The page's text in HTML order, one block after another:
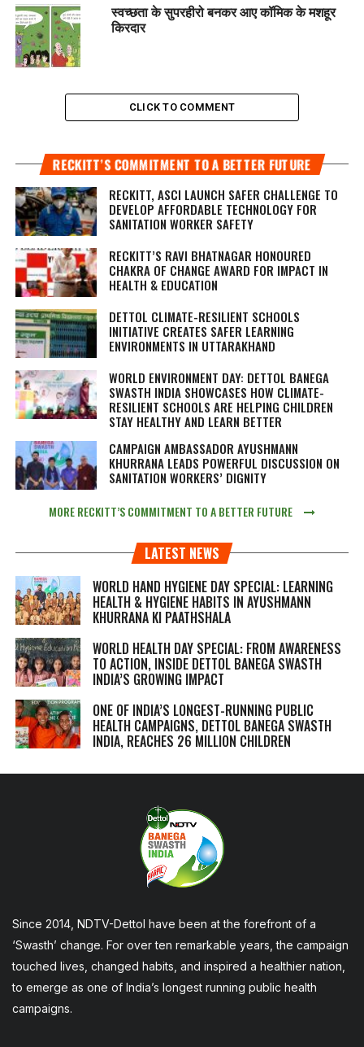
स्वच्छता के सुपरहीरो बनकर आए कॉमिक के मशहूर
किरदार
CLICK TO COMMENT
RECKITT’S COMMITMENT TO A BETTER FUTURE
RECKITT, ASCI LAUNCH SAFER CHALLENGE TO
DEVELOP AFFORDABLE TECHNOLOGY FOR
SANITATION WORKER SAFETY
RECKITT’S RAVI BHATNAGAR HONOURED
CHAKRA OF CHANGE AWARD FOR IMPACT IN
HEALTH & EDUCATION
DETTOL CLIMATE-RESILIENT SCHOOLS
INITIATIVE CREATES SAFER LEARNING
ENVIRONMENTS IN UTTARAKHAND
WORLD ENVIRONMENT DAY: DETTOL BANEGA
SWASTH INDIA SHOWCASES HOW CLIMATE-
RESILIENT SCHOOLS ARE HELPING CHILDREN
STAY HEALTHY AND LEARN BETTER
CAMPAIGN AMBASSADOR AYUSHMANN
KHURRANA LEADS POWERFUL DISCUSSION ON
SANITATION WORKERS’ DIGNITY
MORE RECKITT’S COMMITMENT TO A BETTER FUTURE
LATEST NEWS
WORLD HAND HYGIENE DAY SPECIAL: LEARNING
HEALTH & HYGIENE HABITS IN AYUSHMANN
KHURRANA KI PAATHSHALA
WORLD HEALTH DAY SPECIAL: FROM AWARENESS
TO ACTION, INSIDE DETTOL BANEGA SWASTH
INDIA’S GROWING IMPACT
ONE OF INDIA’S LONGEST-RUNNING PUBLIC
HEALTH CAMPAIGNS, DETTOL BANEGA SWASTH
INDIA, REACHES 26 MILLION CHILDREN
Since 2014, NDTV-Dettol have been at the forefront of a
‘Swasth’ change. For over ten remarkable years, the campaign
touched lives, changed habits, and inspired a healthier nation,
to emerge as one of India’s longest running public health
campaigns.